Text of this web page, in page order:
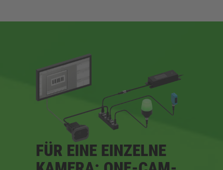
FÜR EINE EINZELNE